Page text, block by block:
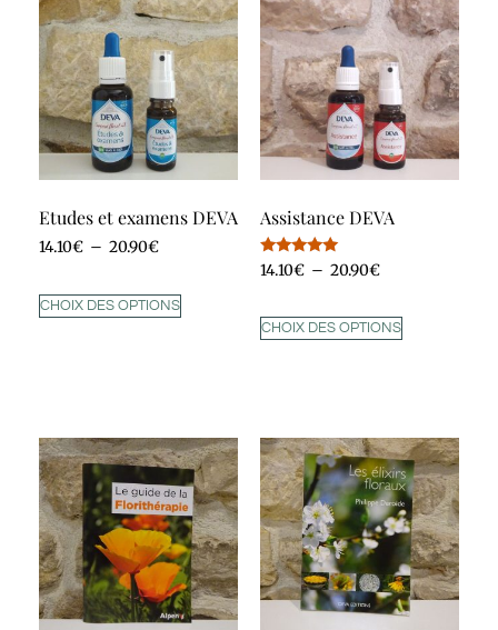
Etudes et examens DEVA
14.10€ – 20.90€
CHOIX DES OPTIONS
Assistance DEVA
Note
5.00
14.10€ – 20.90€
CHOIX DES OPTIONS